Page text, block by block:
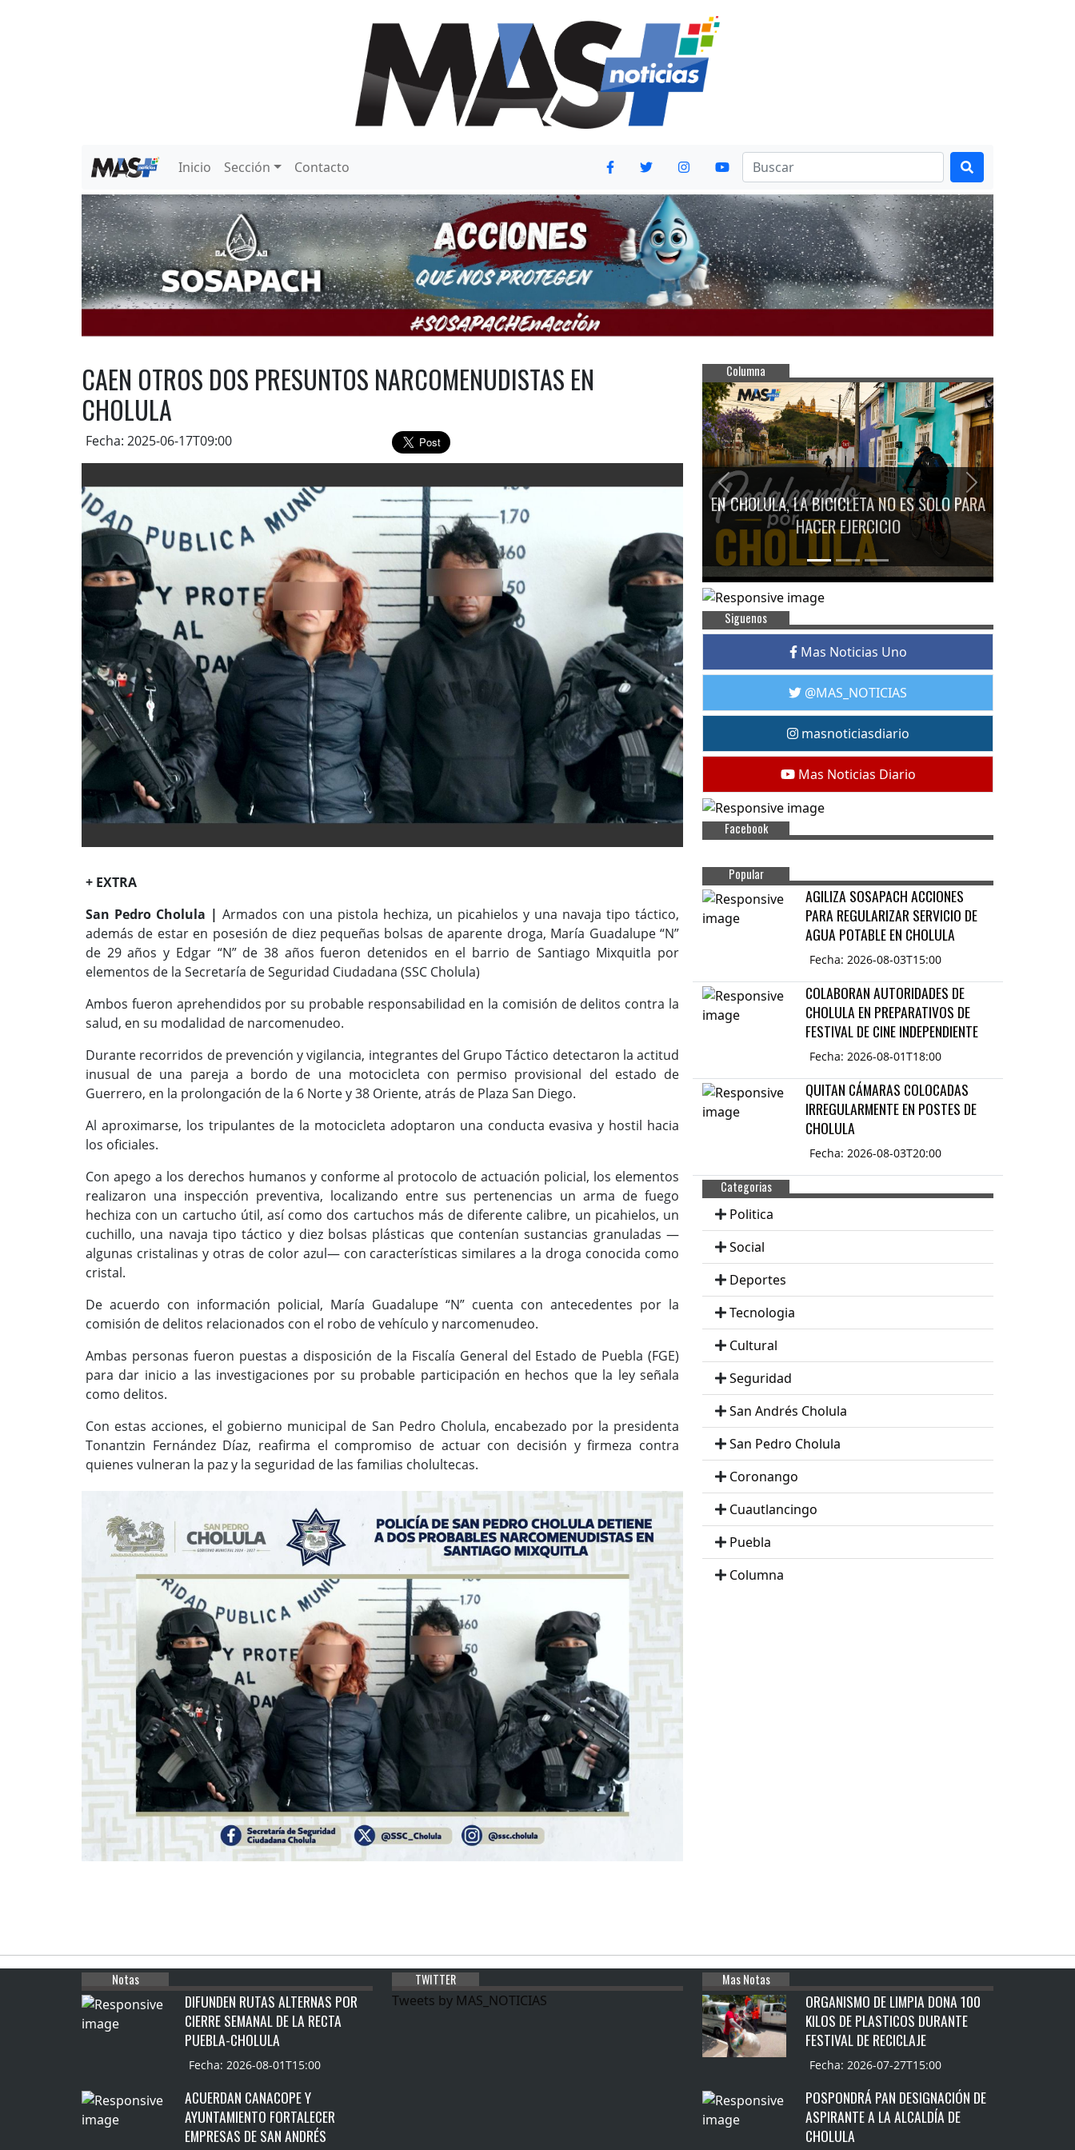
Inicio Sección Contacto
CAEN OTROS DOS PRESUNTOS NARCOMENUDISTAS EN
CHOLULA
Fecha: 2025-06-17T09:00
+ EXTRA
San Pedro Cholula | Armados con una pistola hechiza, un picahielos y una navaja tipo táctico,
además de estar en posesión de diez pequeñas bolsas de aparente droga, María Guadalupe “N”
de 29 años y Edgar “N” de 38 años fueron detenidos en el barrio de Santiago Mixquitla por
elementos de la Secretaría de Seguridad Ciudadana (SSC Cholula)
Ambos fueron aprehendidos por su probable responsabilidad en la comisión de delitos contra la
salud, en su modalidad de narcomenudeo.
Durante recorridos de prevención y vigilancia, integrantes del Grupo Táctico detectaron la actitud
inusual de una pareja a bordo de una motocicleta con permiso provisional del estado de
Guerrero, en la prolongación de la 6 Norte y 38 Oriente, atrás de Plaza San Diego.
Al aproximarse, los tripulantes de la motocicleta adoptaron una conducta evasiva y hostil hacia
los oficiales.
Con apego a los derechos humanos y conforme al protocolo de actuación policial, los elementos
realizaron una inspección preventiva, localizando entre sus pertenencias un arma de fuego
hechiza con un cartucho útil, así como dos cartuchos más de diferente calibre, un picahielos, un
cuchillo, una navaja tipo táctico y diez bolsas plásticas que contenían sustancias granuladas —
algunas cristalinas y otras de color azul— con características similares a la droga conocida como
cristal.
De acuerdo con información policial, María Guadalupe “N” cuenta con antecedentes por la
comisión de delitos relacionados con el robo de vehículo y narcomenudeo.
Ambas personas fueron puestas a disposición de la Fiscalía General del Estado de Puebla (FGE)
para dar inicio a las investigaciones por su probable participación en hechos que la ley señala
como delitos.
Con estas acciones, el gobierno municipal de San Pedro Cholula, encabezado por la presidenta
Tonantzin Fernández Díaz, reafirma el compromiso de actuar con decisión y firmeza contra
quienes vulneran la paz y la seguridad de las familias cholultecas.
Columna
EN CHOLULA, LA BICICLETA NO ES SOLO PARA
HACER EJERCICIO
Previous Next
Siguenos
Mas Noticias Uno
@MAS_NOTICIAS
masnoticiasdiario
Mas Noticias Diario
Facebook
Popular
AGILIZA SOSAPACH ACCIONES
PARA REGULARIZAR SERVICIO DE
AGUA POTABLE EN CHOLULA
Fecha: 2026-08-03T15:00
COLABORAN AUTORIDADES DE
CHOLULA EN PREPARATIVOS DE
FESTIVAL DE CINE INDEPENDIENTE
Fecha: 2026-08-01T18:00
QUITAN CÁMARAS COLOCADAS
IRREGULARMENTE EN POSTES DE
CHOLULA
Fecha: 2026-08-03T20:00
Categorias
Politica
Social
Deportes
Tecnologia
Cultural
Seguridad
San Andrés Cholula
San Pedro Cholula
Coronango
Cuautlancingo
Puebla
Columna
Notas
DIFUNDEN RUTAS ALTERNAS POR
CIERRE SEMANAL DE LA RECTA
PUEBLA-CHOLULA
Fecha: 2026-08-01T15:00
ACUERDAN CANACOPE Y
AYUNTAMIENTO FORTALECER
EMPRESAS DE SAN ANDRÉS
TWITTER
Tweets by MAS_NOTICIAS
Mas Notas
ORGANISMO DE LIMPIA DONA 100
KILOS DE PLASTICOS DURANTE
FESTIVAL DE RECICLAJE
Fecha: 2026-07-27T15:00
POSPONDRÁ PAN DESIGNACIÓN DE
ASPIRANTE A LA ALCALDÍA DE
CHOLULA